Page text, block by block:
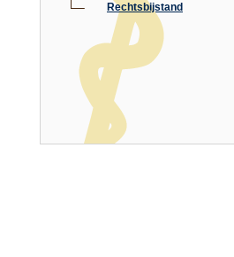
Rechtsbijstand